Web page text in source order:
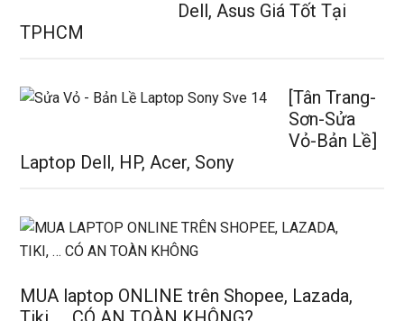
Dell, Asus Giá Tốt Tại
TPHCM
[Tân Trang-
Sơn-Sửa
Vỏ-Bản Lề]
Laptop Dell, HP, Acer, Sony
MUA laptop ONLINE trên Shopee, Lazada,